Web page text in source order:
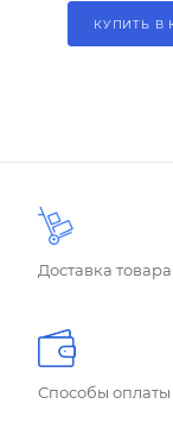
КУПИТЬ В
Доставка товара
Способы оплаты